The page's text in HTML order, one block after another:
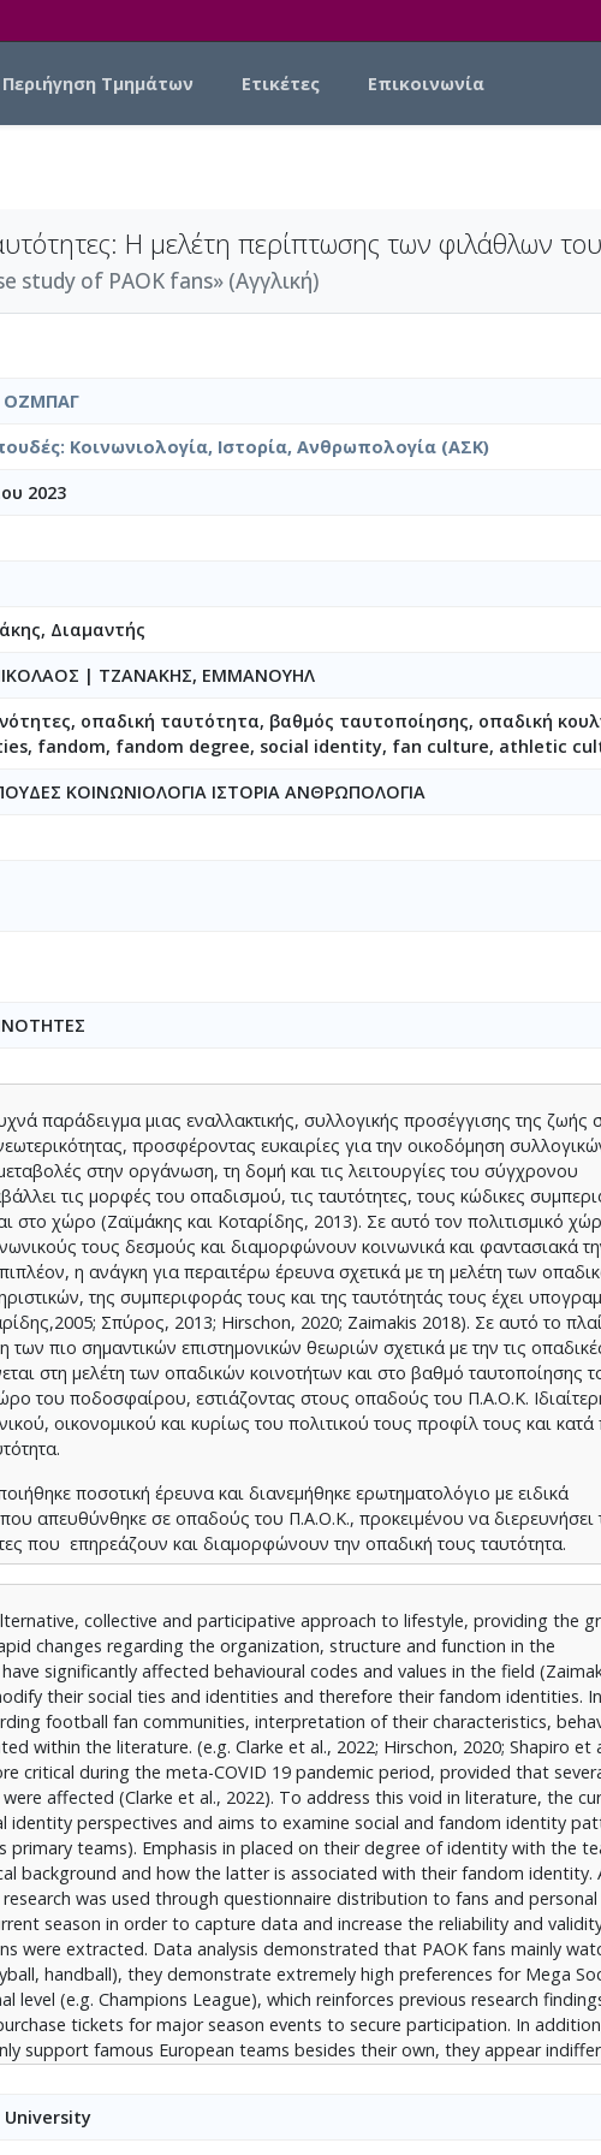
Περιήγηση Τμημάτων Ετικέτες Επικοινωνία
Η μελέτη περίπτωσης των φιλάθλων
study of PAOK fans» (Αγγλική)
ΟΖΜΠΑΓ
Κοινωνιολογία, Ιστορία, Ανθρωπολογία (ΑΣΚ)
2023
Διαμαντής
| ΤΖΑΝΑΚΗΣ, EMMANOYHΛ
οπαδική ταυτότητα, βαθμός ταυτοποίησης, οπαδική
fandom, fandom degree, social identity, fan culture, athletic
ΚΟΙΝΩΝΙΟΛΟΓΙΑ ΙΣΤΟΡΙΑ ΑΝΘΡΩΠΟΛΟΓΙΑ
παράδειγμα μιας εναλλακτικής, συλλογικής προσέγγισης της ζωής
προσφέροντας ευκαιρίες για την οικοδόμηση
στην οργάνωση, τη δομή και τις λειτουργίες του σύγχρονου
τις μορφές του οπαδισμού, τις ταυτό­τητες, τους κώδικες
χώρο (Ζαϊμάκης και Κοταρίδης, 2013). Σε αυτό τον πολιτισμικό
τους δεσμούς και διαμορφώνουν κοινωνικά και φαντασιακά
η ανάγκη για περαιτέρω έρευνα σχετικά με τη μελέτη των
της συμπεριφοράς τους και της ταυτότητάς τους έχει
Σπύρος, 2013; Hirschon, 2020; Zaimakis 2018). Σε αυτό το
πιο σημαντικών επιστημονικών θεωριών σχετικά με την τις
στη μελέτη των οπαδικών κοινοτήτων και στο βαθμό ταυτοποίησης
του ποδοσφαίρου, εστιάζοντας στους οπαδούς του Π.Α.Ο.Κ.
οικονομικού και κυρίως του πολιτικού τους προφίλ τους και
ποσοτική έρευνα και διανεμήθηκε ερωτηματολόγιο με ειδικά
απευθύνθηκε σε οπαδούς του Π.Α.Ο.Κ., προκειμένου να διερευνήσει
που επηρεάζουν και διαμορφώνουν την οπαδική τους ταυτότητα.
ότι οι οπαδοί του ΠΑΟΚ παρακολουθούν κυρίως ποδόσφαιρο,
σε τοπικό όσο και διεθνές επίπεδο (π.χ. mega soccer events,
ευρωπαϊκά πρωταθλήματα του εξωτερικού, δεν τους απασχολούν
ποδοσφαίρου ενώ οι απομακρυσμένοι οπαδοί συμμετέχουν κυρίως
Επιπλέον, υπάρχει υψηλός βαθμός ταυτοποίησης με την ομάδα, η
πατέρα ή κάποιο συγγενικό/φιλικό πρόσωπο και από τοπικούς και
Η πολιτική τους ταυτότητα είναι θολή. Παρόλο που είναι ενεργοί
δε φάνηκε να ανήκει στην πλειοψηφία του σε κάποιο κόμμα
ιδιαίτερα με το οπαδικό τους προφίλ. Ενδιαφέρουσες ήταν και
τη συμμετοχή τους στον αθλητισμό και τα προβλήματα που
παραγόντων του ποδοσφαίρου, τις ελλείψεις στους Συνδέσμους, τη
εγκαταστάσεων και τη χαμηλή κουλτούρα των Ελλήνων φιλάθλων.
στην ήδη υπάρχουσα βιβλιογραφία σχετικά με την κατανόηση των
ταυτότητας, παρέχοντας χρήσιμες κατευθύνσεις για τη
των Συνδέσμων, ώστε να προσελκύονται οπαδοί όλων των ηλικιών
στη χάραξη της κατάλληλης στρατηγικής και των
φορείς, προκειμένου η οπαδική συμμετοχή να ενθαρρυνθεί και ο
collective and participative approach to lifestyle, providing the
changes regarding the organization, structure and function in the
significantly affected behavioural codes and values in the field
their social ties and identities and therefore their fandom identities. In
football fan communities, interpretation of their characteristics,
within the literature. (e.g. Clarke et al., 2022; Hirschon, 2020; Shapiro et
critical during the meta-COVID 19 pandemic period, provided that
affected (Clarke et al., 2022). To address this void in literature, the
identity perspectives and aims to examine social and fandom identity
primary teams). Emphasis in placed on their degree of identity with the
background and how the latter is associated with their fandom identity.
was used through questionnaire distribution to fans and personal
season in order to capture data and increase the reliability and
were extracted. Data analysis demonstrated that PAOK fans mainly
handball), they demonstrate extremely high preferences for Mega
(e.g. Champions League), which reinforces previous research
tickets for major season events to secure participation. In
support famous European teams besides their own, they appear
2021). Their political identity is not particularly clear. Although they vote
University